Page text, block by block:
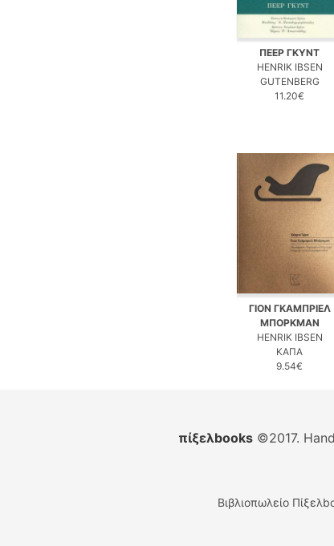
ΠΕΕΡ ΓΚΥΝΤ
HENRIK IBSEN
GUTENBERG
11.20€
ΓΙΟΝ ΓΚΑΜΠΡΙΕΛ
ΜΠΟΡΚΜΑΝ
HENRIK IBSEN
ΚΑΠΑ
9.54€
πίξελbooks ©2017.
Βιβλιοπωλείο